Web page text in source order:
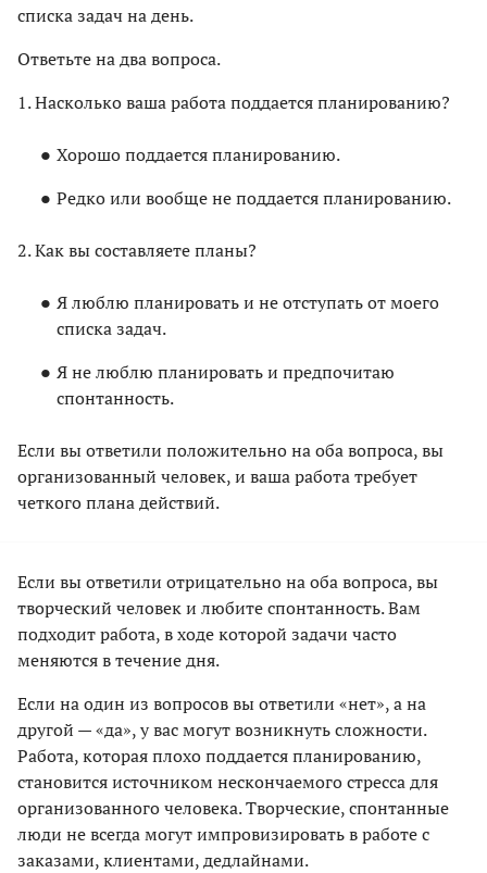
списка задач на день.
Ответьте на два вопроса.
1. Насколько ваша работа поддается планированию?
Хорошо поддается планированию.
Редко или вообще не поддается планированию.
2. Как вы составляете планы?
Я люблю планировать и не отступать от моего
списка задач.
Я не люблю планировать и предпочитаю
спонтанность.
Если вы ответили положительно на оба вопроса, вы
организованный человек, и ваша работа требует
четкого плана действий.
Если вы ответили отрицательно на оба вопроса, вы
творческий человек и любите спонтанность. Вам
подходит работа, в ходе которой задачи часто
меняются в течение дня.
Если на один из вопросов вы ответили «нет», а на
другой — «да», у вас могут возникнуть сложности.
Работа, которая плохо поддается планированию,
становится источником нескончаемого стресса для
организованного человека. Творческие, спонтанные
люди не всегда могут импровизировать в работе с
заказами, клиентами, дедлайнами.